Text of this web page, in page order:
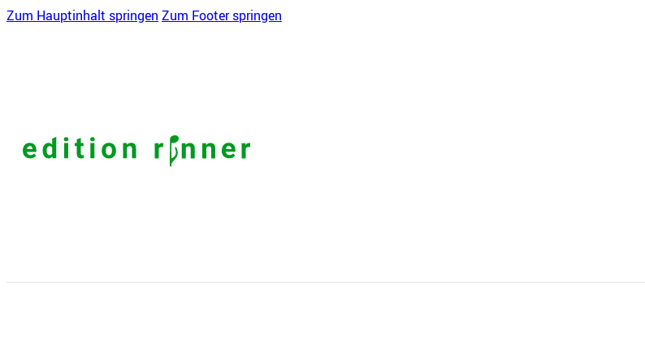
Zum Hauptinhalt springen Zum Footer springen